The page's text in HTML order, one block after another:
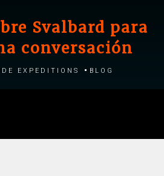
Svalbard para
conversación
Expeditions Blog